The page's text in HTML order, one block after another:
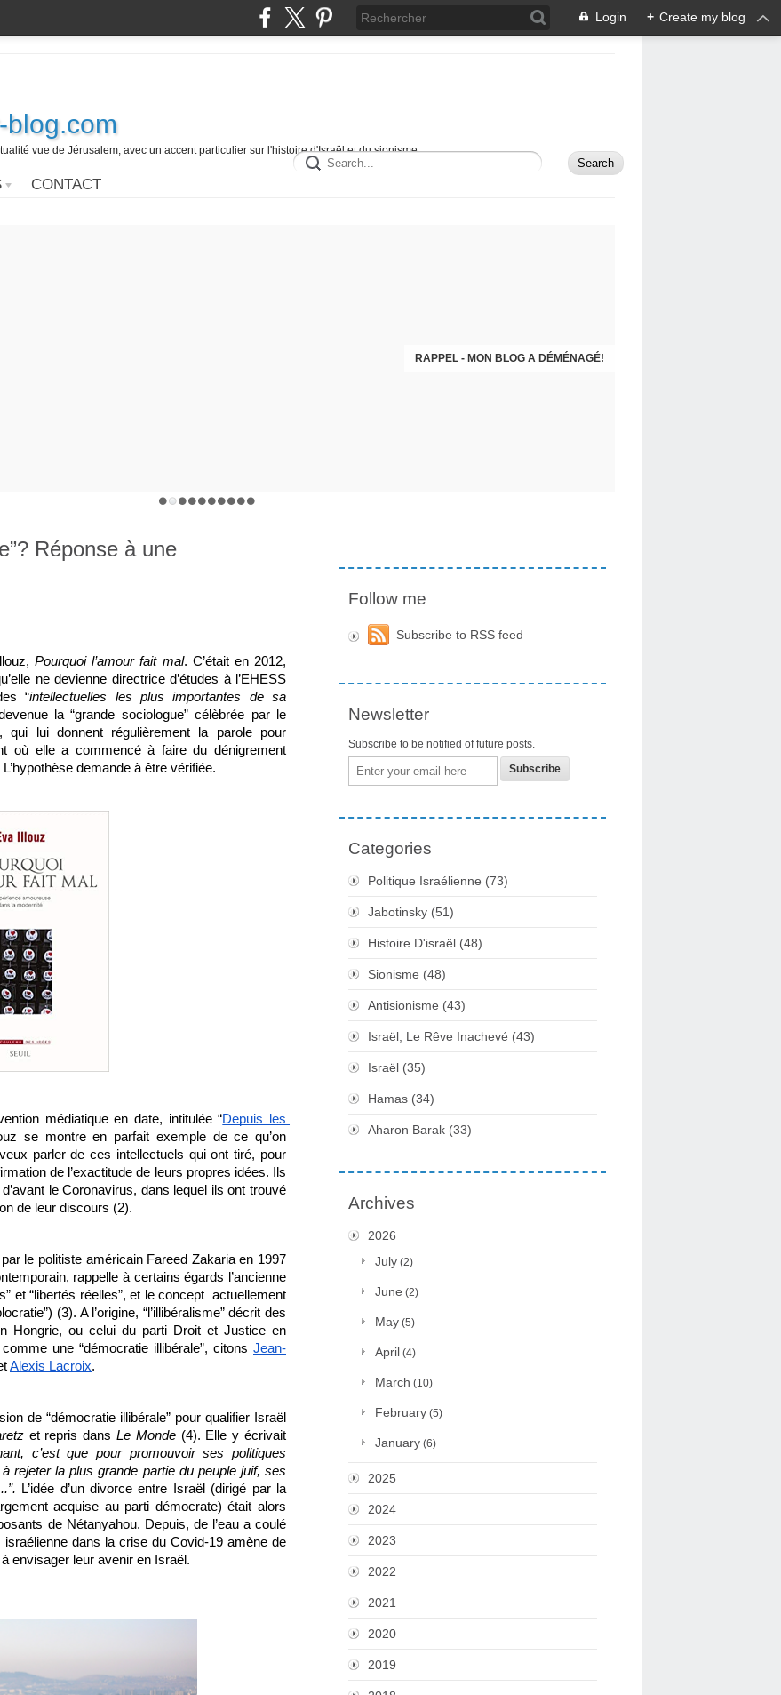
Login + Create my blog
blog.com
vue de Jérusalem, avec un accent particulier sur l'histoire d'Israël et du sionisme.
CONTACT
RAPPEL - MON BLOG A DÉMÉNAGÉ!
Réponse à une
Pourquoi l’amour fait mal. C’était en 2012,
ne devienne directrice d’études à l’EHESS
“intellectuelles les plus importantes de sa
qui lui donnent régulièrement la parole pour
où elle a commencé à faire du dénigrement
demande à être vérifiée.
médiatique en date, intitulée “Depuis les
se montre en parfait exemple de ce qu’on
parler de ces intellectuels qui ont tiré, pour
de l’exactitude de leurs propres idées. Ils
le Coronavirus, dans lequel ils ont trouvé
de leur discours (2).
le politiste américain Fareed Zakaria en 1997
rappelle à certains égards l’ancienne
et “libertés réelles”, et le concept  actuellement
(3). A l’origine, “l’illibéralisme” décrit des
Hongrie, ou celui du parti Droit et Justice en
une “démocratie illibérale”, citons Jean-
Alexis Lacroix.
de “démocratie illibérale” pour qualifier Israël
et repris dans Le Monde (4). Elle y écrivait
c’est que pour promouvoir ses politiques
rejeter la plus grande partie du peuple juif, ses
L’idée d’un divorce entre Israël (dirigé par la
acquise au parti démocrate) était alors
de Nétanyahou. Depuis, de l’eau a coulé
dans la crise du Covid-19 amène de
envisager leur avenir en Israël.
Follow me
Subscribe to RSS feed
Newsletter
Subscribe to be notified of future posts.
Email
Categories
Politique Israélienne (73)
Jabotinsky (51)
Histoire D'israël (48)
Sionisme (48)
Antisionisme (43)
Israël, Le Rêve Inachevé (43)
Israël (35)
Hamas (34)
Aharon Barak (33)
Archives
2026
July (2)
June (2)
May (5)
April (4)
March (10)
February (5)
January (6)
2025
2024
2023
2022
2021
2020
2019